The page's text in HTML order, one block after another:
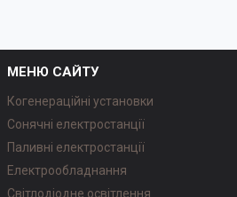
МЕНЮ САЙТУ
Когенераційні установки
Сонячні електростанції
Паливні електростанції
Електрообладнання
Світлодіодне освітлення